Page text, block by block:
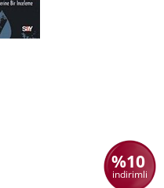
%10
indirimli